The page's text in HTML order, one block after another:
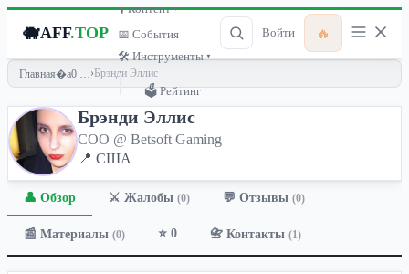
🐗AFF.TOP
🎙 Контент ▾
📅 События
🛠 Инструменты ▾
🗳 Рейтинг
Войти 🔥
Главная › Брэнди Эллис
Брэнди Эллис
COO @ Betsoft Gaming
📍 США
👤 Обзор ⚔️ Жалобы (0) 💬 Отзывы (0)
📰 Материалы (0) ⭐ 0 📇 Контакты (1)